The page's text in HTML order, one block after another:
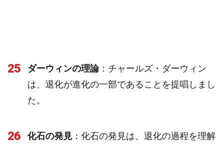
25 ダーウィンの理論：チャールズ・ダーウィン
は、退化が進化の一部であることを提唱しまし
た。
26 化石の発見 ：化石の発見は、退化の過程を理解